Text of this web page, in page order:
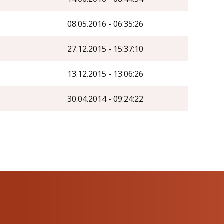
08.05.2016 - 06:35:26
27.12.2015 - 15:37:10
13.12.2015 - 13:06:26
30.04.2014 - 09:24:22